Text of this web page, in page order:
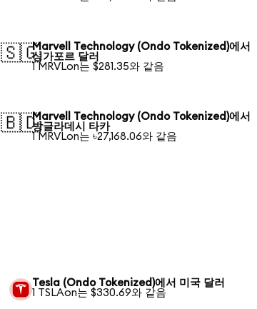
🇸🇬Marvell Technology (Ondo Tokenized)에서
싱가포르 달러
1 MRVLon는 $281.35와 같음
🇧🇩Marvell Technology (Ondo Tokenized)에서
방글라데시 타카
1 MRVLon는 ৳27,168.06와 같음
Tesla (Ondo Tokenized)에서 미국 달러
1 TSLAon는 $330.69와 같음